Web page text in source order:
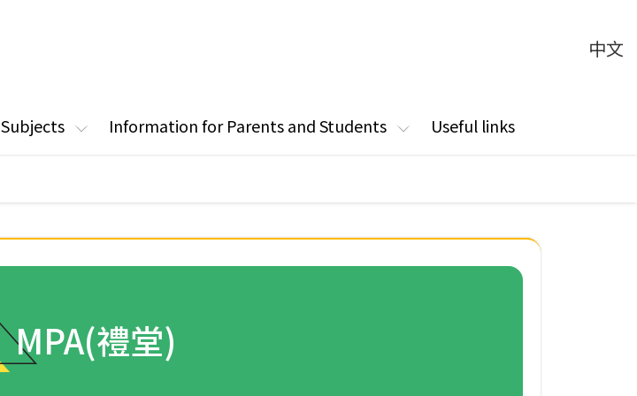
中文
Subjects Information for Parents and Students Useful links
MPA(禮堂)